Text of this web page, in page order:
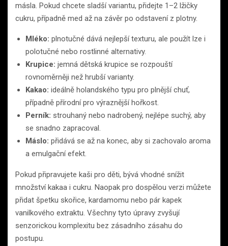
másla. Pokud chcete sladší variantu, přidejte 1–2 lžičky
cukru, případně med až na závěr po odstavení z plotny.
Mléko: plnotučné dává nejlepší texturu, ale použít lze i
polotučné nebo rostlinné alternativy.
Krupice: jemná dětská krupice se rozpouští
rovnoměrněji než hrubší varianty.
Kakao: ideálně holandského typu pro plnější chuť,
případně přírodní pro výraznější hořkost.
Perník: strouhaný nebo nadrobený, nejlépe suchý, aby
se snadno zapracoval.
Máslo: přidává se až na konec, aby si zachovalo aroma
a emulgační efekt.
Pokud připravujete kaši pro děti, bývá vhodné snížit
množství kakaa i cukru. Naopak pro dospělou verzi můžete
přidat špetku skořice, kardamomu nebo pár kapek
vanilkového extraktu. Všechny tyto úpravy zvyšují
senzorickou komplexitu bez zásadního zásahu do
postupu.